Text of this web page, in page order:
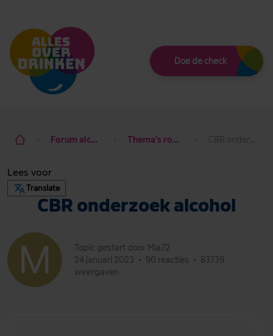
Doe de check
Forum alcohol de baas Thema's rondom alcohol
Lees voor
Translate
CBR onderzoek alcohol
Topic gestart door Mia72
24 januari 2023
• 90 reacties •
83739
weergaven